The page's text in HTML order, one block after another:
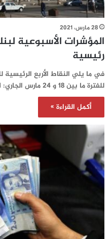
28 مارس، 2021
المؤشرات الأسبوعية
رئيسية
في ما يلي النقاط الأربع
للفترة ما بين 18 و 24 مارس الجاري: 1- تحسن…
أكمل القراءة »